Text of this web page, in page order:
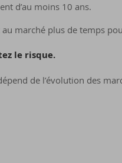
d’au moins 10 ans.
marché plus de temps
le risque.
de l’évolution des